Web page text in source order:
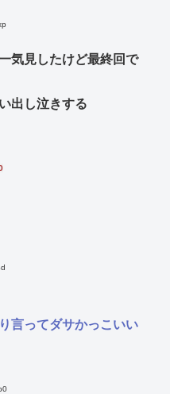
気見したけど最終回で
出し泣きする
言ってダサかっこいい